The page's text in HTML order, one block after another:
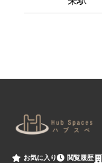
お気に入り 閲覧履歴